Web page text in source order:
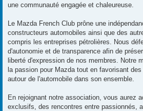
une communauté engagée et chaleureuse.
Le Mazda French Club prône une
constructeurs automobiles ainsi que des
compris les entreprises pétrolières. Nous
d'autonomie et de transparence afin de
liberté d'expression de nos membres. Notre
la passion pour Mazda tout en favorisant
autour de l'automobile dans son ensemble.
En rejoignant notre association, vous aurez
exclusifs, des rencontres entre passionnés,